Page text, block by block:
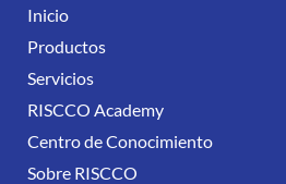
Inicio
Productos
Servicios
RISCCO Academy
Centro de Conocimiento
Sobre RISCCO